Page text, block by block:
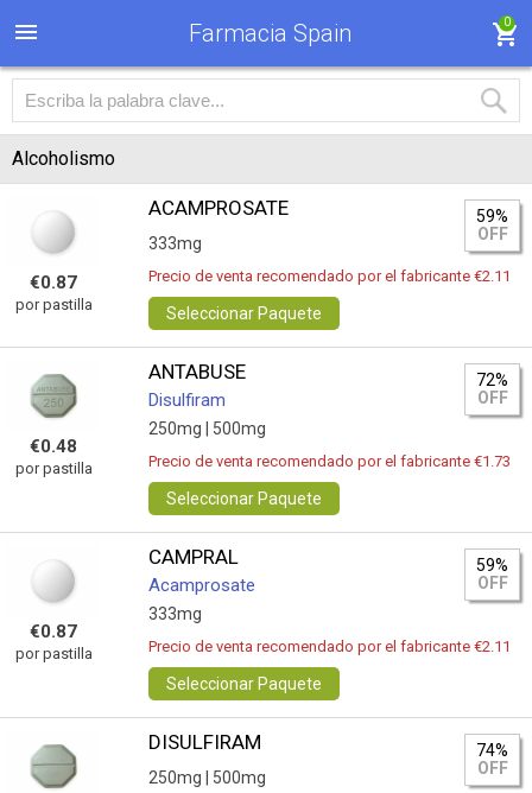
Farmacia Spain 0
Alcoholismo
€0.87
por pastilla
ACAMPROSATE
333mg
59%
OFF
Precio de venta recomendado por el fabricante €2.11
Seleccionar Paquete
€0.48
por pastilla
ANTABUSE
Disulfiram
250mg | 500mg
72%
OFF
Precio de venta recomendado por el fabricante €1.73
Seleccionar Paquete
€0.87
por pastilla
CAMPRAL
Acamprosate
333mg
59%
OFF
Precio de venta recomendado por el fabricante €2.11
Seleccionar Paquete
DISULFIRAM
250mg | 500mg
74%
OFF